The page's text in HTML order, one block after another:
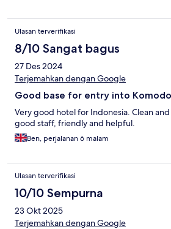
Ulasan terverifikasi
8/10 Sangat bagus
27 Des 2024
Terjemahkan dengan Google
Good base for entry into
Very good hotel for Indonesia. Clean
good staff, friendly and helpful.
Ben, perjalanan 6 malam
Ulasan terverifikasi
10/10 Sempurna
23 Okt 2025
Terjemahkan dengan Google